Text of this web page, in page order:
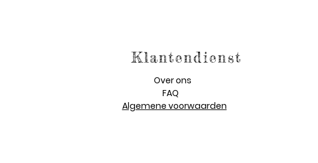
Klantendienst
Over ons
FAQ
Algemene voorwaarden